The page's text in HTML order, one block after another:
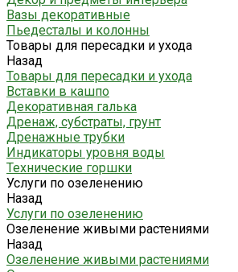
Вазы декоративные
Пьедесталы и колонны
Товары для пересадки и ухода
Назад
Товары для пересадки и ухода
Вставки в кашпо
Декоративная галька
Дренаж, субстраты, грунт
Дренажные трубки
Индикаторы уровня воды
Технические горшки
Услуги по озеленению
Назад
Услуги по озеленению
Озеленение живыми растениями
Назад
Озеленение живыми растениями